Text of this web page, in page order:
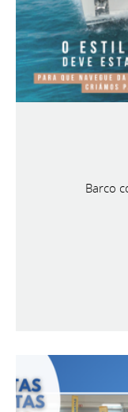
Barco